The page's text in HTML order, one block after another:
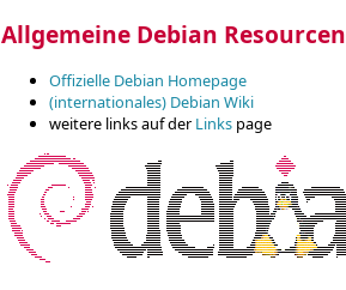
Allgemeine Debian Resourcen
Offizielle Debian Homepage
(internationales) Debian Wiki
weitere links auf der Linkspage